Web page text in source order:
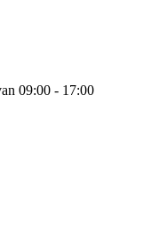
09:00 - 17:00